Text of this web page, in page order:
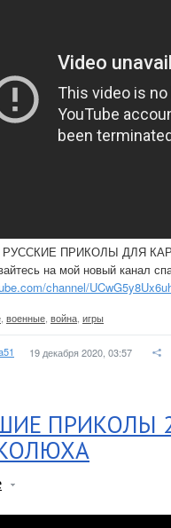
ПРИКОЛЫ ДЛЯ
на мой новый канал
channel/
военные война игры
19 декабря 2020, 03:57
ПРИКОЛЫ